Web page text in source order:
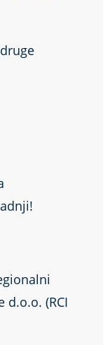
d.o.o. (RCI